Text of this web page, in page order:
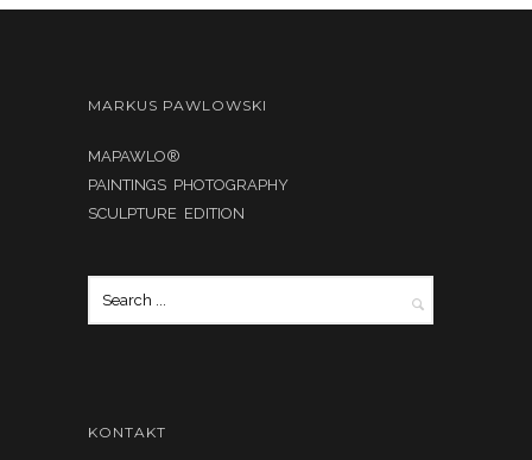
MARKUS PAWLOWSKI
MAPAWLO®
PAINTINGS PHOTOGRAPHY
SCULPTURE EDITION
KONTAKT